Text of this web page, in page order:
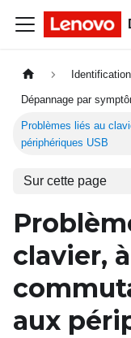
Dépannage par
Problèmes liés au
périphériques USB
Sur cette page
clavier,
aux